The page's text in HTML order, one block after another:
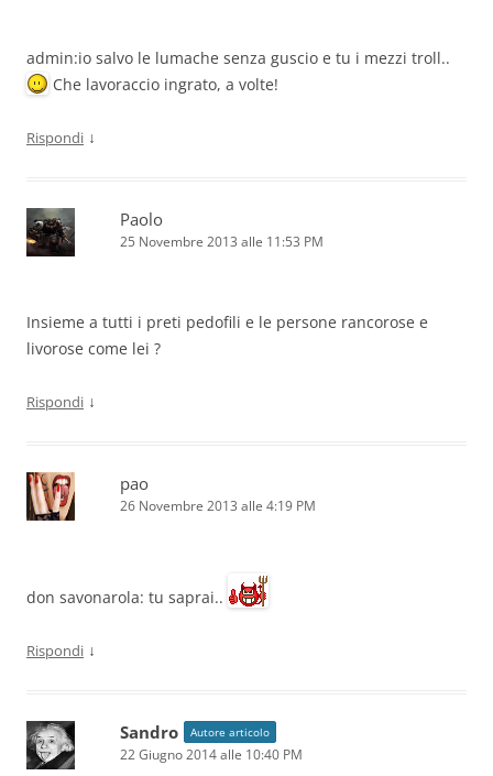
admin:io salvo le lumache senza guscio e tu i mezzi troll..
Che lavoraccio ingrato, a volte!
Rispondi ↓
Paolo
25 Novembre 2013 alle 11:53 PM
Insieme a tutti i preti pedofili e le persone rancorose e
livorose come lei ?
Rispondi ↓
pao
26 Novembre 2013 alle 4:19 PM
don savonarola: tu saprai..
Rispondi ↓
Sandro Autore articolo
22 Giugno 2014 alle 10:40 PM